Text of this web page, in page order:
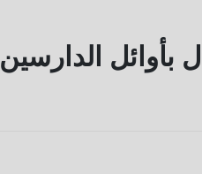
بأوائل الدارسين